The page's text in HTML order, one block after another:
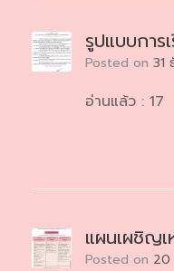
รูปแบบการ
Posted on 31
อ่านแล้ว : 17
แผนเผชิญเ
Posted on 20